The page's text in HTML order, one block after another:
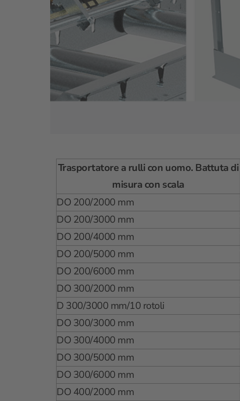
Trasportatore a rulli con uomo. Battuta di
misura con scala
DO 200/2000 mm
DO 200/3000 mm
DO 200/4000 mm
DO 200/5000 mm
DO 200/6000 mm
DO 300/2000 mm
D 300/3000 mm/10 rotoli
DO 300/3000 mm
DO 300/4000 mm
DO 300/5000 mm
DO 300/6000 mm
DO 400/2000 mm